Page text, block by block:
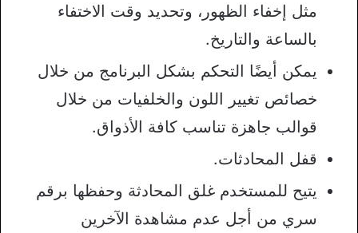
مثل إخفاء الظهور، وتحديد وقت الاختفاء
بالساعة والتاريخ.
يمكن أيضًا التحكم بشكل البرنامج من خلال
خصائص تغيير اللون والخلفيات من خلال
قوالب جاهزة تناسب كافة الأذواق.
قفل المحادثات.
يتيح للمستخدم غلق المحادثة وحفظها برقم
سري من أجل عدم مشاهدة الآخرين